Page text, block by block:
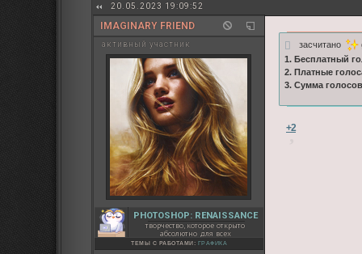
20.05.2023 19:09:52
IMAGINARY FRIEND
активный участник
PHOTOSHOP: RENAISSANCE
творчество, которое открыто
абсолютно для всех
ТЕМЫ С РАБОТАМИ: ГРАФИКА
засчитано
1. Бесплатный
2. Платные
3. Сумма
+2